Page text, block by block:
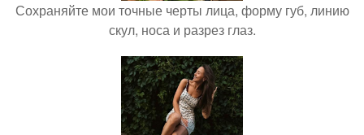
Сохраняйте мои точные черты лица, форму губ, линию
скул, носа и разрез глаз.